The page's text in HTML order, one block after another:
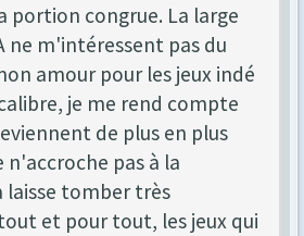
portion congrue. La large
ne m'intéressent pas du
amour pour les jeux indé
je me rend compte
de plus en plus
n'accroche pas à la
laisse tomber très
et pour tout, les jeux qui